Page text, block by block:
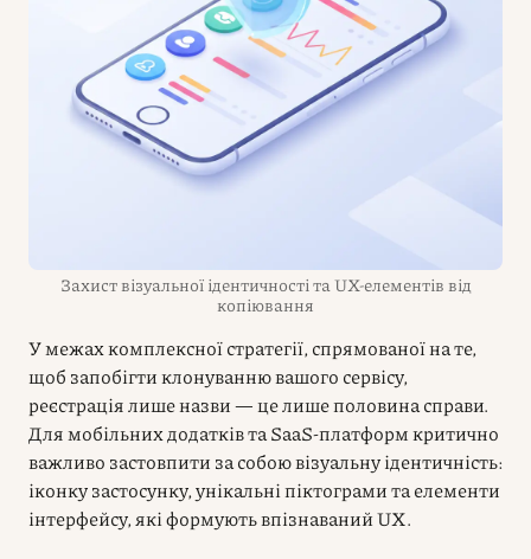
Захист візуальної ідентичності та UX-елементів від
копіювання
У межах комплексної стратегії, спрямованої на те,
щоб запобігти клонуванню вашого сервісу,
реєстрація лише назви — це лише половина справи.
Для мобільних додатків та SaaS-платформ критично
важливо застовпити за собою візуальну ідентичність:
іконку застосунку, унікальні піктограми та елементи
інтерфейсу, які формують впізнаваний UX.